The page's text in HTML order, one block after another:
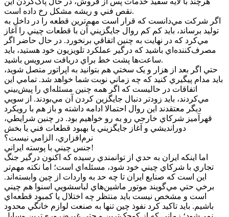
نقص فني و ريشه مشکل رخ داده است.
اگر شرکت مي‌دانست که قرار است مهم‌ترين قطعه را در داخل به
توليد برساند، بايد کم کم روال جايگزيني آن با قطعات چيني را آغاز
مي‌کرد که در نهايت به چنين اتفاقي برنخورد. در حال حاضر اگر
مصرف‌کننده‌اي باشيد که درگير عملکرد تلويزيون خود هستيد، بايد
ساعت‌ها پشت خط براي دريافت سرويس باشيد.
حتي اگر بعد از هزار و يک سختي هم بتوانيد به اپراتور متصل شويد،
بايد مدام پيگيري کنيد که چه زماني نوبت شما خواهد شد. تمامي اين
اتفاقات در حاليست که اگر همه چنين مسئله‌اي را پيش‌بيني
مي‌کردند، بايد زودتر دنبال جايگزين کردن آن مي‌بودند. از سويي
ديگر معتقدند اين روال احتمالا ادامه داشته و باز هم با رويکرد
قهرآميز شرکاي خارجي رو به رو خواهيم بود. در چنين شرايطي،
دورانديشي و آغاز جايگزيني يا بهبود قطعات فني يا بخش
نرم‌افزاري، الزامي نيست؟
جنس چيني با پوسته ايراني!
اما اينکه ايران به حدي از توانمندي رسيده که اکنون درگير جنگ
تجاري با شرکاي چيني خود شود، مسئله‌اي است؛ اما نکته مهم‌تر
اين است که صنايع ايران تا چه حد به واردات از چين وابسته‌اند.
برخي حتي مي‌گويند موتور ماشين‌هاي لباسشويي اسنوا هم چيني
است و مشخص نيست بايد منتظر چه اختلال يا کمبود قطعه‌اي
باشيم. بايد تاکيد کرد نفوذ چين تنها به صنعت لوازم خانگي محدود